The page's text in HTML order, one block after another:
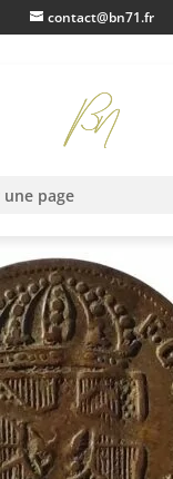
contact@bn71.fr
page